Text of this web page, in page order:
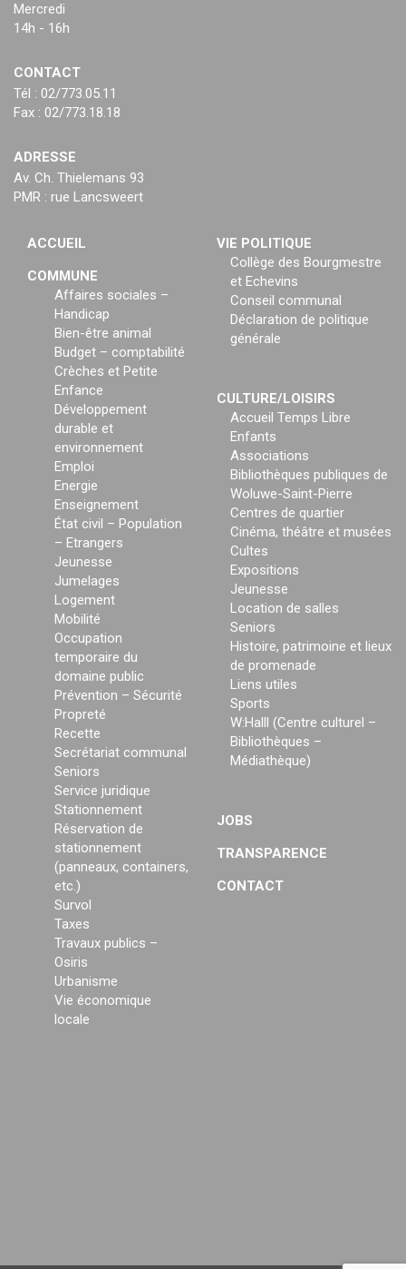
Mercredi
14h - 16h
CONTACT
Tél : 02/773.05.11
Fax : 02/773.18.18
ADRESSE
Av. Ch. Thielemans 93
PMR : rue Lancsweert
ACCUEIL
COMMUNE
Affaires sociales –
Handicap
Bien-être animal
Budget – comptabilité
Crèches et Petite
Enfance
Développement
durable et
environnement
Emploi
Energie
Enseignement
État civil – Population
– Etrangers
Jeunesse
Jumelages
Logement
Mobilité
Occupation
temporaire du
domaine public
Prévention – Sécurité
Propreté
Recette
Secrétariat communal
Seniors
Service juridique
Stationnement
Réservation de
stationnement
(panneaux, containers,
etc.)
Survol
Taxes
Travaux publics –
Osiris
Urbanisme
Vie économique
locale
VIE POLITIQUE
Collège des Bourgmestre
et Echevins
Conseil communal
Déclaration de politique
générale
CULTURE/LOISIRS
Accueil Temps Libre
Enfants
Associations
Bibliothèques publiques de
Woluwe-Saint-Pierre
Centres de quartier
Cinéma, théâtre et musées
Cultes
Expositions
Jeunesse
Location de salles
Seniors
Histoire, patrimoine et lieux
de promenade
Liens utiles
Sports
W:Halll (Centre culturel –
Bibliothèques –
Médiathèque)
JOBS
TRANSPARENCE
CONTACT